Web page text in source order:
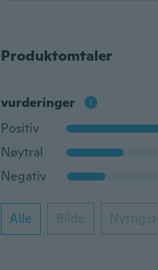
Produktomtaler
vurderinger
Positiv
Nøytral
Negativ
Alle Bilde